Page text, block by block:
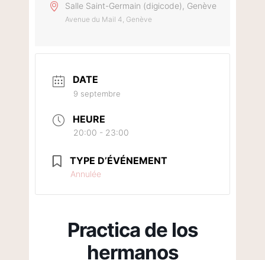
Salle Saint-Germain (digicode), Genève
Avenue du Mail 4, Genève
DATE
9 septembre
HEURE
20:00 - 23:00
TYPE D’ÉVÉNEMENT
Annulée
Practica de los
hermanos